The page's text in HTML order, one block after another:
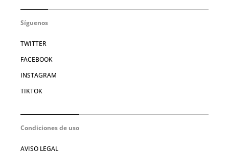
Síguenos
TWITTER
FACEBOOK
INSTAGRAM
TIKTOK
Condiciones de uso
AVISO LEGAL